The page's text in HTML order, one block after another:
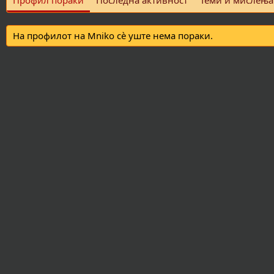
На профилот на Mniko сè уште нема пораки.